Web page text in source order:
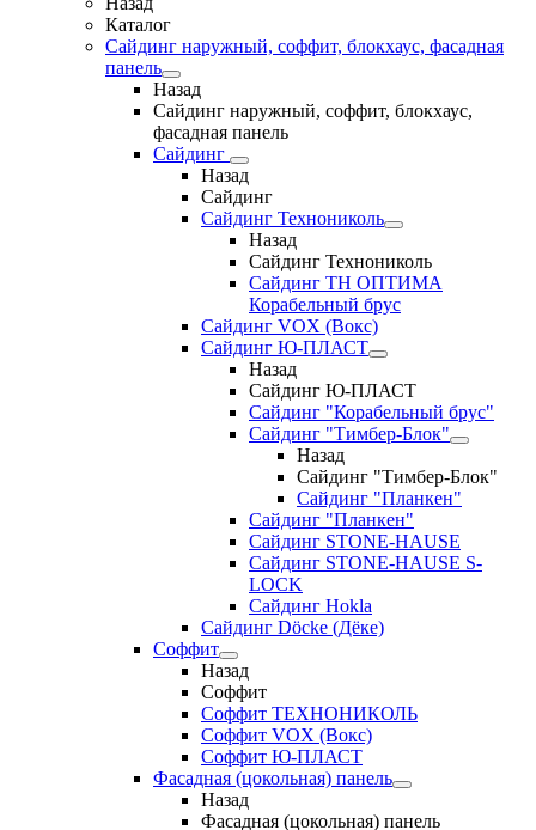
Каталог
Сайдинг наружный, соффит, блокхаус, фасадная
панель
Назад
Сайдинг наружный, соффит, блокхаус,
фасадная панель
Сайдинг
Назад
Сайдинг
Сайдинг Технониколь
Назад
Сайдинг Технониколь
Сайдинг ТН ОПТИМА
Корабельный брус
Сайдинг VOX (Вокс)
Сайдинг Ю-ПЛАСТ
Назад
Сайдинг Ю-ПЛАСТ
Сайдинг "Корабельный брус"
Сайдинг "Тимбер-Блок"
Назад
Сайдинг "Тимбер-Блок"
Сайдинг "Планкен"
Сайдинг "Планкен"
Сайдинг STONE-HAUSE
Сайдинг STONE-HAUSE S-
LOCK
Сайдинг Hokla
Сайдинг Döcke (Дёке)
Соффит
Назад
Соффит
Соффит ТЕХНОНИКОЛЬ
Соффит VOX (Вокс)
Соффит Ю-ПЛАСТ
Фасадная (цокольная) панель
Назад
Фасадная (цокольная) панель